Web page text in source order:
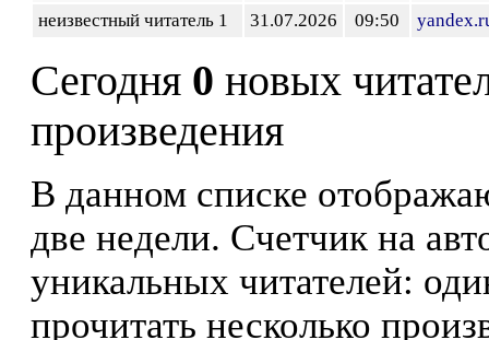
неизвестный читатель 1
31.07.2026 09:50
Сегодня 0 новых
произведения
В данном списке
две недели. Счетчик на
уникальных читателей:
прочитать несколько